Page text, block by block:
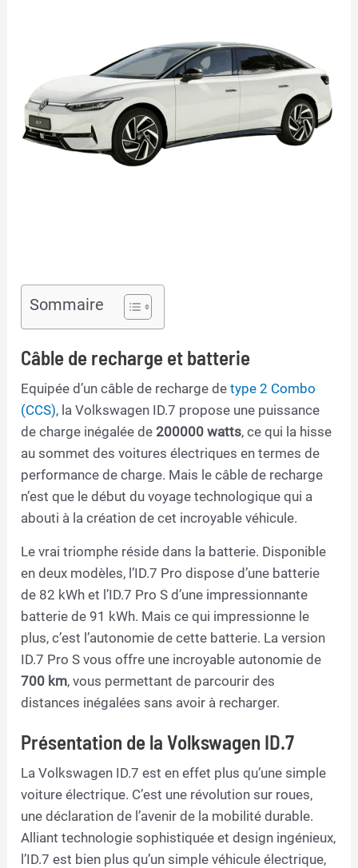
Sommaire
Câble de recharge et batterie
Equipée d’un câble de recharge detype 2 Combo
(CCS), la Volkswagen ID.7 propose une puissance
de charge inégalée de200000 watts, ce qui la hisse
au sommet des voitures électriques en termes de
performance de charge. Mais le câble de recharge
n’est que le début du voyage technologique qui a
abouti à la création de cet incroyable véhicule.
Le vrai triomphe réside dans la batterie. Disponible
en deux modèles, l’ID.7 Pro dispose d’une batterie
de 82 kWh et l’ID.7 Pro S d’une impressionnante
batterie de 91 kWh. Mais ce qui impressionne le
plus, c’est l’autonomie de cette batterie. La version
ID.7 Pro S vous offre une incroyable autonomie de
700 km, vous permettant de parcourir des
distances inégalées sans avoir à recharger.
Présentation de la Volkswagen ID.7
La Volkswagen ID.7 est en effet plus qu’une simple
voiture électrique. C’est une révolution sur roues,
une déclaration de l’avenir de la mobilité durable.
Alliant technologie sophistiquée et design ingénieux,
l’ID.7 est bien plus qu’un simple véhicule électrique,